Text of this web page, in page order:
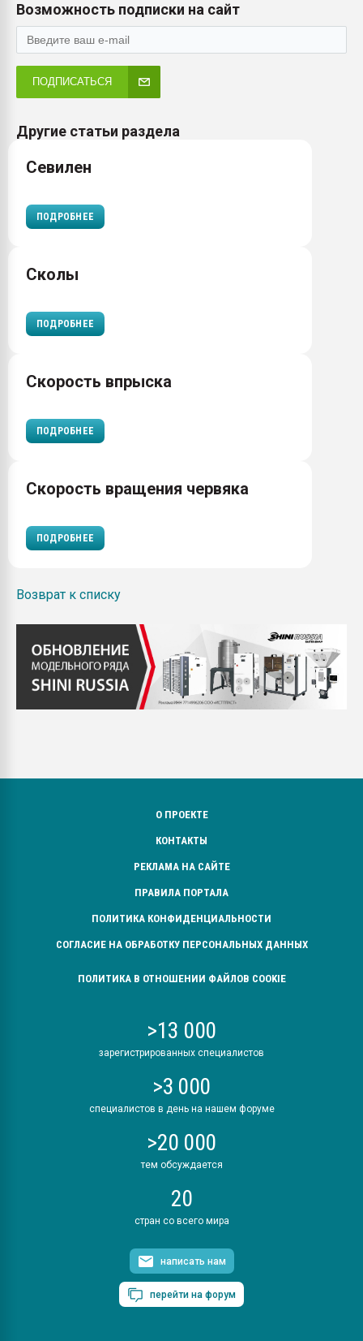
Возможность подписки на сайт
ПОДПИСАТЬСЯ
Другие статьи раздела
Севилен
ПОДРОБНЕЕ
Сколы
ПОДРОБНЕЕ
Скорость впрыска
ПОДРОБНЕЕ
Скорость вращения червяка
ПОДРОБНЕЕ
Возврат к списку
О ПРОЕКТЕ
КОНТАКТЫ
РЕКЛАМА НА САЙТЕ
ПРАВИЛА ПОРТАЛА
ПОЛИТИКА КОНФИДЕНЦИАЛЬНОСТИ
СОГЛАСИЕ НА ОБРАБОТКУ ПЕРСОНАЛЬНЫХ ДАННЫХ
ПОЛИТИКА В ОТНОШЕНИИ ФАЙЛОВ COOKIE
>13 000
зарегистрированных специалистов
>3 000
специалистов в день на нашем форуме
>20 000
тем обсуждается
20
стран со всего мира
написать нам
перейти на форум